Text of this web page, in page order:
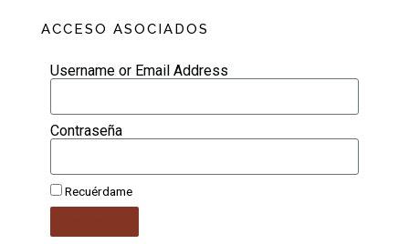
ACCESO ASOCIADOS
Username or Email Address
Contraseña
Recuérdame